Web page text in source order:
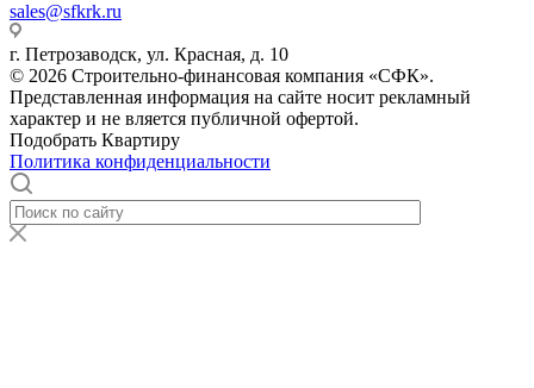
sales@sfkrk.ru
г. Петрозаводск, ул. Красная, д. 10
© 2026 Строительно-финансовая компания «СФК».
Представленная информация на сайте носит рекламный
характер и не вляется публичной офертой.
Подобрать Квартиру
Политика конфиденциальности